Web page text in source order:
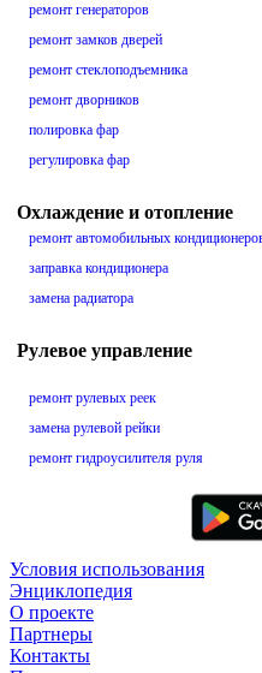
ремонт генераторов
ремонт замков дверей
ремонт стеклоподъемника
ремонт дворников
полировка фар
регулировка фар
Охлаждение и отопление
ремонт автомобильных
заправка кондиционера
замена радиатора
Рулевое управление
ремонт рулевых реек
замена рулевой рейки
ремонт гидроусилителя руля
Условия использования
Энциклопедия
О проекте
Партнеры
Контакты